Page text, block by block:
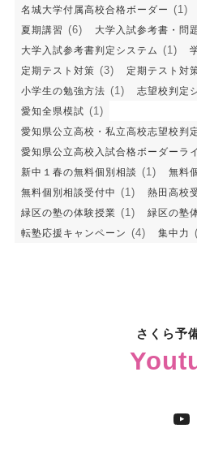
名城大学付属高校合格ボーダー (1)
夏期講習 (6) 大学入試参考書・問
大学入試参考書判定システム (1)
定期テスト対策 (3) 定期テスト対
小学生の勉強方法 (1) 志望校判定
愛知全県模試 (1)
愛知県公立高校・私立高校志望校判
愛知県公立高校入試合格ボーダーラ
新中１春の無料個別相談 (1) 無料
無料個別相談受付中 (1) 熱田高校
緑区の塾の体験授業 (1) 緑区の塾
転塾応援キャンペーン (4) 集中力
さくら予